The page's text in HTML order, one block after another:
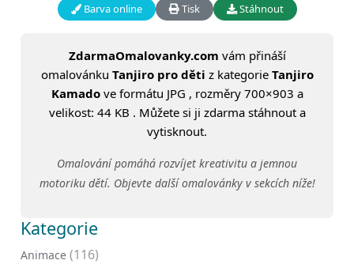
Barva online Tisk Stáhnout
ZdarmaOmalovanky.com vám přináší
omalovánku Tanjiro pro děti z kategorie Tanjiro
Kamadove formátu JPG , rozměry 700×903 a
velikost: 44 KB . Můžete si ji zdarma stáhnout a
vytisknout.
Omalování pomáhá rozvíjet kreativitu a jemnou
motoriku dětí. Objevte další omalovánky v sekcích níže!
Kategorie
Animace (116)